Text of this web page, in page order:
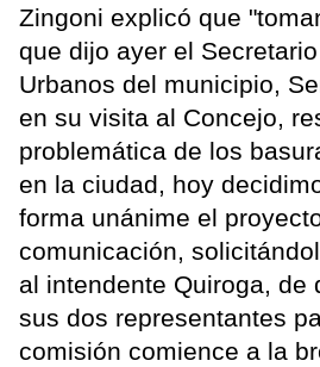
Zingoni explicó que
que dijo ayer el
Urbanos del municipio,
en su visita al Concejo,
problemática de los
en la ciudad, hoy
forma unánime el
comunicación,
al intendente Quiroga, de
sus dos representantes
comisión comience a la